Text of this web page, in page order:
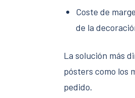
Coste de
de la
La solución más
pósters como los
pedido.